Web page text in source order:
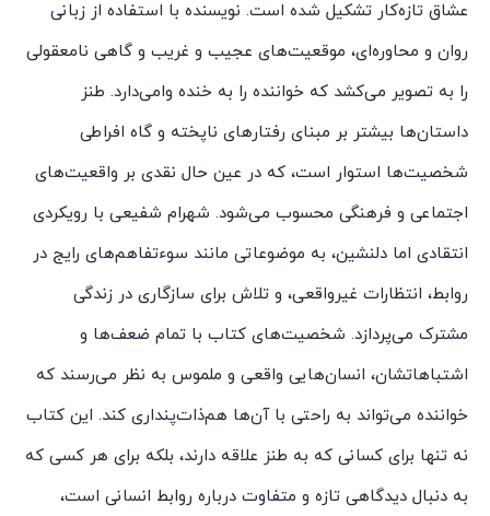
عشاق تازه‌کار تشکیل شده است. نویسنده با استفاده از زبانی
روان و محاوره‌ای، موقعیت‌های عجیب و غریب و گاهی نامعقولی
را به تصویر می‌کشد که خواننده را به خنده وا‌می‌دارد. طنز
داستان‌ها بیشتر بر مبنای رفتارهای ناپخته و گاه افراطی
شخصیت‌ها استوار است، که در عین حال نقدی بر واقعیت‌های
اجتماعی و فرهنگی محسوب می‌شود. شهرام شفیعی با رویکردی
انتقادی اما دلنشین، به موضوعاتی مانند سوءتفاهم‌های رایج در
روابط، انتظارات غیرواقعی، و تلاش برای سازگاری در زندگی
مشترک می‌پردازد. شخصیت‌های کتاب با تمام ضعف‌ها و
اشتباهاتشان، انسان‌هایی واقعی و ملموس به نظر می‌رسند که
خواننده می‌تواند به راحتی با آن‌ها هم‌ذات‌پنداری کند. این کتاب
نه تنها برای کسانی که به طنز علاقه دارند، بلکه برای هر کسی که
به دنبال دیدگاهی تازه و متفاوت درباره روابط انسانی است،